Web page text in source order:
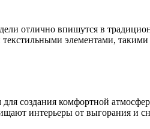
отлично впишутся в
элементами,
создания комфортной
интерьеры от выгорания и